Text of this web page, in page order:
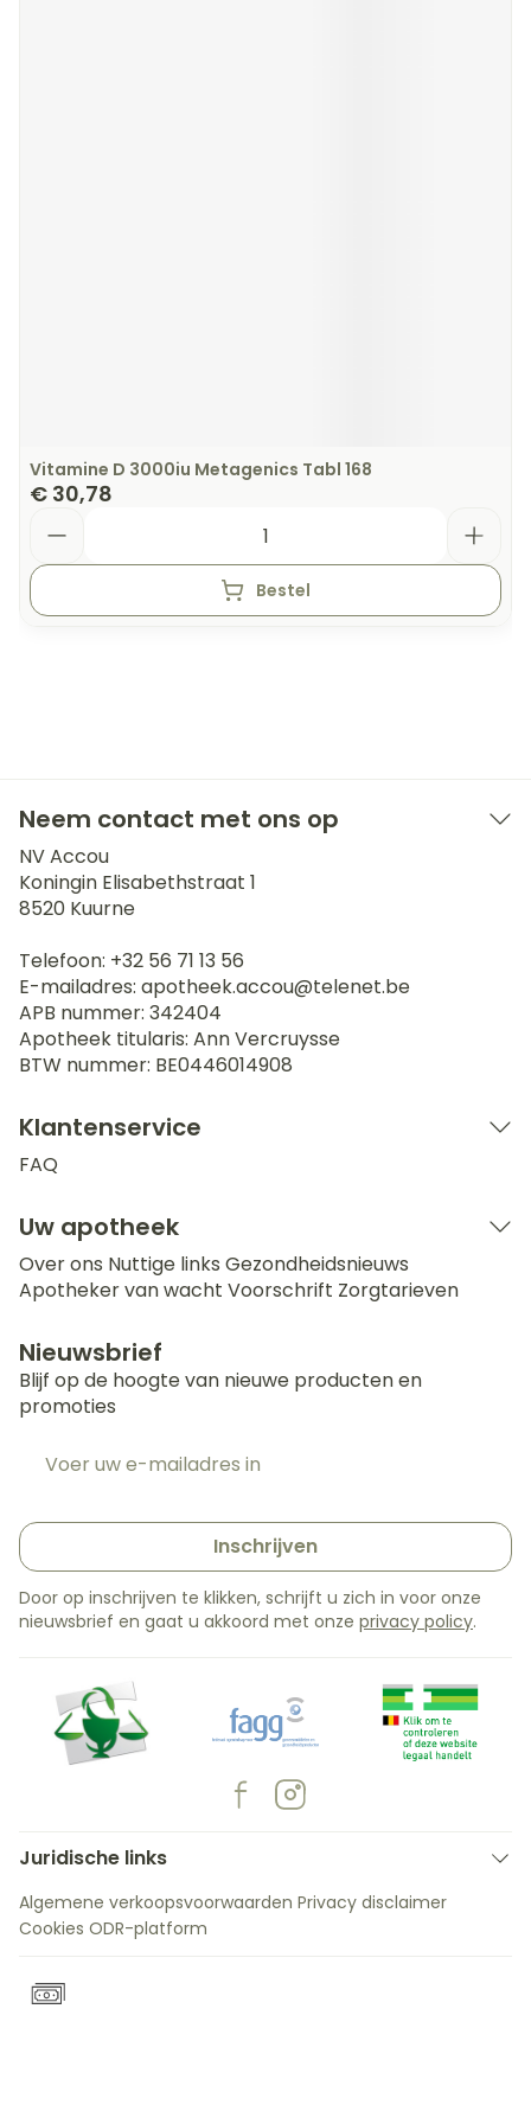
Vitamine D 3000iu Metagenics Tabl 168
€ 30,78
Bestel
Neem contact met ons op
NV Accou
Koningin Elisabethstraat 1
8520 Kuurne
Telefoon: +32 56 71 13 56
E-mailadres: apotheek.accou@telenet.be
APB nummer: 342404
Apotheek titularis: Ann Vercruysse
BTW nummer: BE0446014908
Klantenservice
FAQ
Uw apotheek
Over ons Nuttige links Gezondheidsnieuws
Apotheker van wacht Voorschrift Zorgtarieven
Nieuwsbrief
Blijf op de hoogte van nieuwe producten en
promoties
Inschrijven
Door op inschrijven te klikken, schrijft u zich in voor onze
nieuwsbrief en gaat u akkoord met onze privacy policy.
Juridische links
Algemene verkoopsvoorwaarden Privacy disclaimer
Cookies ODR-platform